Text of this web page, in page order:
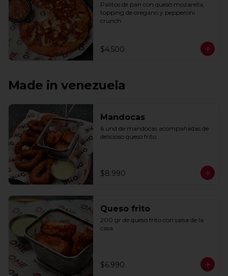
Palitos de pan con queso mozarella,
topping de oregano y pepperoni
crunch.
$4.500
Made in venezuela
Mandocas
6 und de mandocas acompañadas de
delicioso queso frito.
$8.990
Queso frito
200 gr de queso frito con salsa de la
casa.
$6.990